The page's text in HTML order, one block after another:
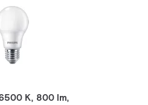
K, 800 lm,